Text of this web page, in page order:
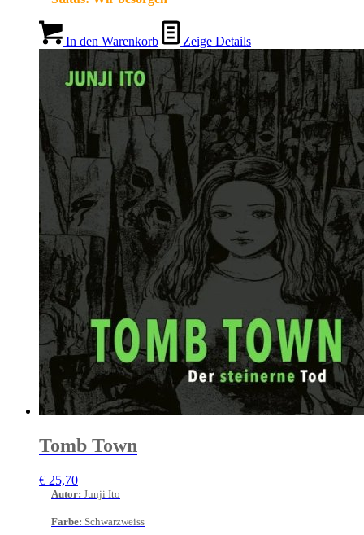
In den Warenkorb Zeige Details
Tomb Town
€ 25,70
Autor: Junji Ito
Farbe: Schwarzweiss